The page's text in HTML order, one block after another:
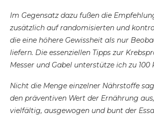
Im Gegensatz dazu fußen die
zusätzlich auf randomisierten und
die eine höhere Gewissheit als nur
liefern. Die essenziellen Tipps zur
Messer und Gabel unterstütze ich zu 100
Nicht die Menge einzelner Nährstoffe
den präventiven Wert der Ernährung
vielfältig, ausgewogen und bunt der